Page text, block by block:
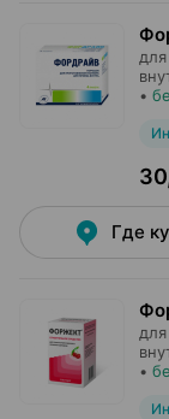
•
Где
•